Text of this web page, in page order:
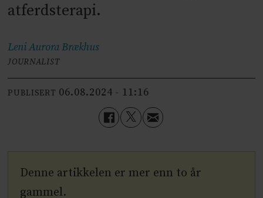
atferdsterapi.
Leni AuroraBrækhus
JOURNALIST
PUBLISERT 06.08.2024 - 11:16
Denne artikkelen er mer enn to år
gammel.